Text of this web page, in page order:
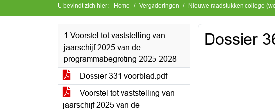
U bevindt zich hier: Home Vergaderingen Nieuwe raadstukken college
1 Voorstel tot vaststelling van
jaarschijf 2025 van de
programmabegroting 2025-2028
Dossier 331 voorblad.pdf
Voorstel tot vaststelling van
jaarschijf 2025 van de
Dossier